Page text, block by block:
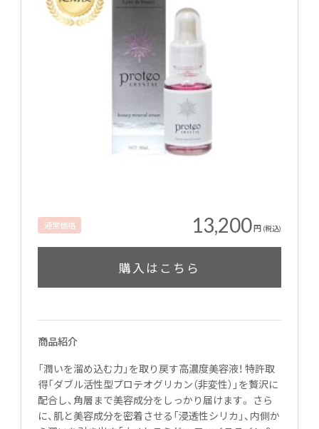
通常価格 13,200円 (税込)
購入はこちら
商品紹介
「潤いを溜め込む力」を取り戻す高濃度美容液！ 特許取
得「ダブル活性型プロテオグリカン（非変性）」を贅沢に
配合し、角層まで美容成分をしっかり届けます。 さら
に、肌と美容成分を密着させる「浸透性シリカ」、内側か